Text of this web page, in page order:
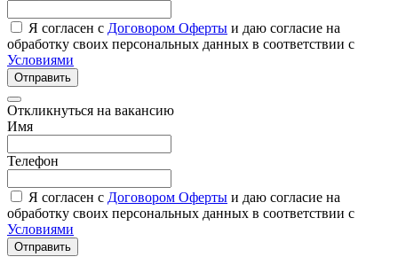
Я согласен с Договором Оферты и даю согласие на
обработку своих персональных данных в соответствии с
Условиями
Отправить
Откликнуться на вакансию
Имя
Телефон
Я согласен с Договором Оферты и даю согласие на
обработку своих персональных данных в соответствии с
Условиями
Отправить